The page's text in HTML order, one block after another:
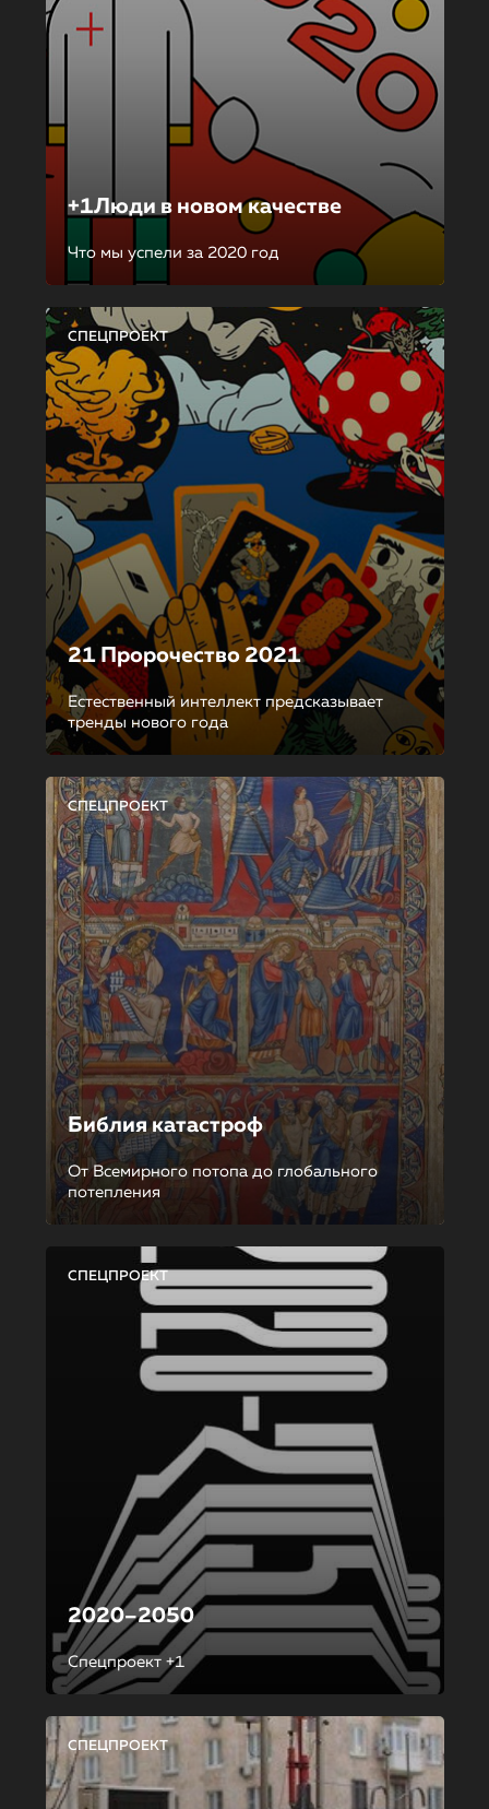
+1Люди в новом качестве
Что мы успели за 2020 год
СПЕЦПРОЕКТ
21 Пророчество 2021
Естественный интеллект предсказывает
тренды нового года
СПЕЦПРОЕКТ
Библия катастроф
От Всемирного потопа до глобального
потепления
СПЕЦПРОЕКТ
2020–2050
Спецпроект +1
СПЕЦПРОЕКТ